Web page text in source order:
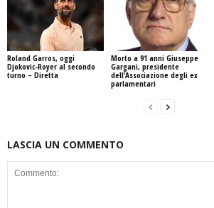
Roland Garros, oggi
Djokovic-Royer al secondo
turno – Diretta
Morto a 91 anni Giuseppe
Gargani, presidente
dell’Associazione degli ex
parlamentari
LASCIA UN COMMENTO